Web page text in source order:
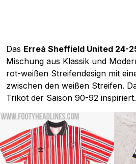
Das Erreà Sheffield United 24-
Mischung aus Klassik und
rot-weißen Streifendesign mit
zwischen den weißen Streifen.
Trikot der Saison 90-92 inspiriert.